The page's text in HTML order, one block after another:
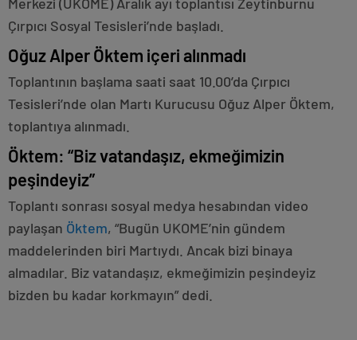
Çırpıcı Sosyal Tesisleri’nde başladı.
Oğuz Alper Öktem içeri alınmadı
Toplantının başlama saati saat 10.00’da Çırpıcı
Tesisleri’nde olan Martı Kurucusu Oğuz Alper Öktem,
toplantıya alınmadı.
Öktem: “Biz vatandaşız, ekmeğimizin
peşindeyiz”
Toplantı sonrası sosyal medya hesabından video
paylaşan Öktem, “Bugün UKOME’nin gündem
maddelerinden biri Martıydı. Ancak bizi binaya
almadılar. Biz vatandaşız, ekmeğimizin peşindeyiz
bizden bu kadar korkmayın” dedi.